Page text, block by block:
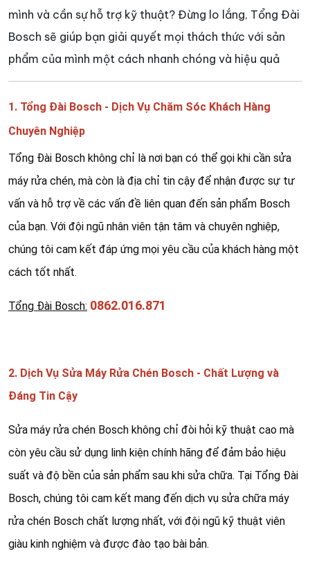
mình và cần sự hỗ trợ kỹ thuật? Đừng lo lắng, Tổng Đài
Bosch sẽ giúp bạn giải quyết mọi thách thức với sản
phẩm của mình một cách nhanh chóng và hiệu quả
1. Tổng Đài Bosch - Dịch Vụ Chăm Sóc Khách Hàng
Chuyên Nghiệp
Tổng Đài Bosch không chỉ là nơi bạn có thể gọi khi cần sửa
máy rửa chén, mà còn là địa chỉ tin cậy để nhận được sự tư
vấn và hỗ trợ về các vấn đề liên quan đến sản phẩm Bosch
của bạn. Với đội ngũ nhân viên tận tâm và chuyên nghiệp,
chúng tôi cam kết đáp ứng mọi yêu cầu của khách hàng một
cách tốt nhất.
Tổng Đài Bosch: 0862.016.871
2. Dịch Vụ Sửa Máy Rửa Chén Bosch - Chất Lượng và
Đáng Tin Cậy
Sửa máy rửa chén Bosch không chỉ đòi hỏi kỹ thuật cao mà
còn yêu cầu sử dụng linh kiện chính hãng để đảm bảo hiệu
suất và độ bền của sản phẩm sau khi sửa chữa. Tại Tổng Đài
Bosch, chúng tôi cam kết mang đến dịch vụ sửa chữa máy
rửa chén Bosch chất lượng nhất, với đội ngũ kỹ thuật viên
giàu kinh nghiệm và được đào tạo bài bản.